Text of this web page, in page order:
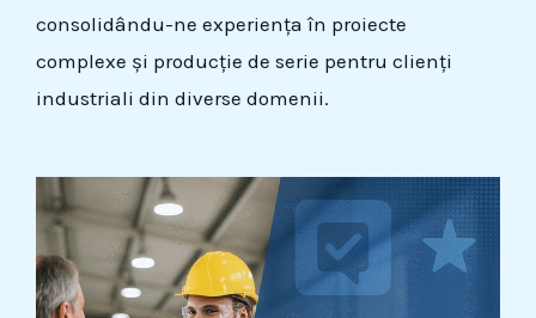
consolidându-ne experiența în proiecte
complexe și producție de serie pentru clienți
industriali din diverse domenii.